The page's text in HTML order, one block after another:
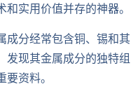
实用价值并存的神器。
成分经常包含铜、锡和其
发现其金属成分的独特组
资料。